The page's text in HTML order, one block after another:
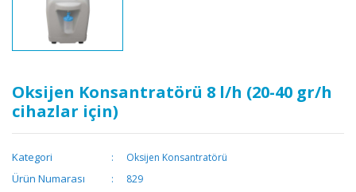
Oksijen Konsantratörü 8 l/h (20-40 gr/h
cihazlar için)
Kategori Oksijen Konsantratörü
Ürün Numarası 829